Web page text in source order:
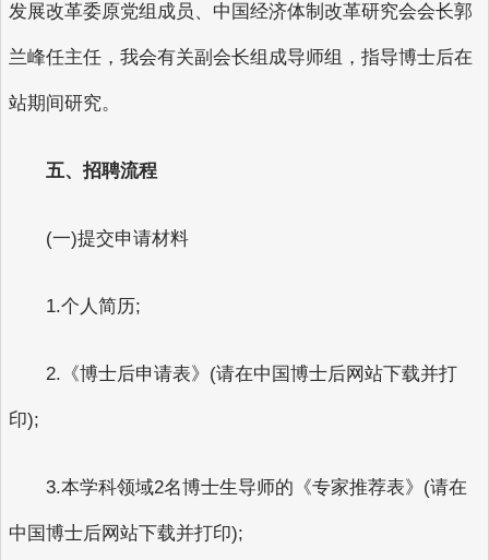
发展改革委原党组成员、中国经济体制改革研究会会长郭
兰峰任主任，我会有关副会长组成导师组，指导博士后在
站期间研究。
五、招聘流程
(一)提交申请材料
1.个人简历;
2.《博士后申请表》(请在中国博士后网站下载并打
印);
3.本学科领域2名博士生导师的《专家推荐表》(请在
中国博士后网站下载并打印);